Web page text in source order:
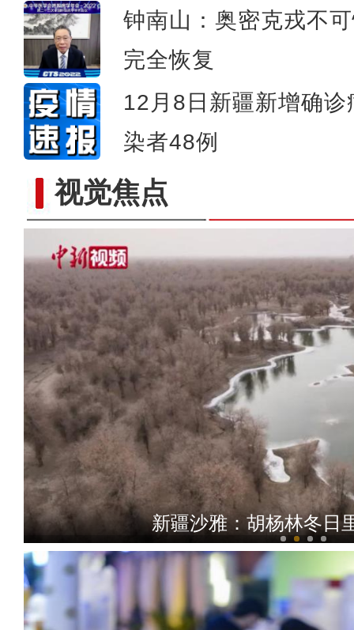
钟南山：奥密克戎不
完全恢复
12月8日新疆新增确
染者48例
视觉焦点
新疆沙雅：胡杨林冬日